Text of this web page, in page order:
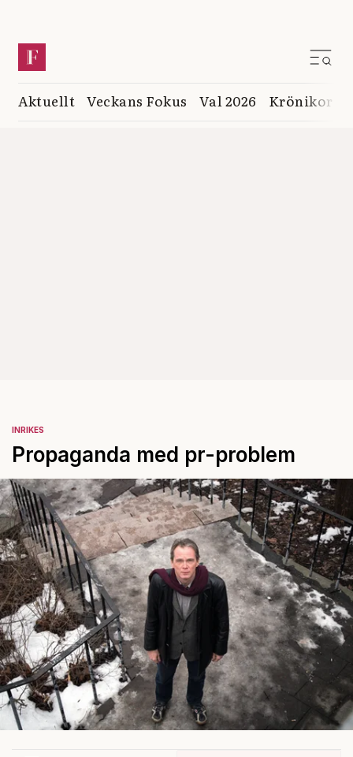
Aktuellt Veckans Fokus Val 2026 Krönikor
INRIKES
Propaganda med pr-problem